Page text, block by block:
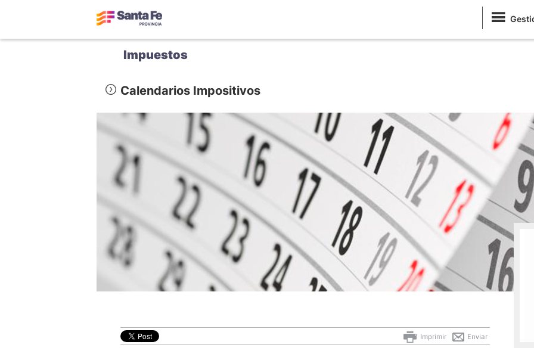
Impuestos
Calendarios Impositivos
Enviar
Imprimir